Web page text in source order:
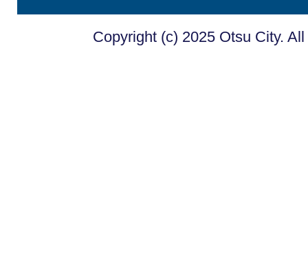
Copyright (c) 2025 Otsu City.